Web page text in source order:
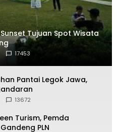
Tujuan Spot Wisata
17453
Pantai Legok Jawa,
13672
Turism, Pemda
PLN